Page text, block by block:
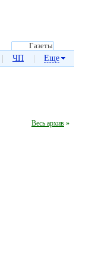
Газеты
| ЧП | Еще
Весь архив »